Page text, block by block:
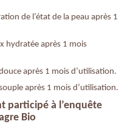
de l’état de la peau après 1
hydratée après 1 mois
après 1 mois d’utilisation.
après 1 mois d’utilisation.
participé à l’enquête
Bio